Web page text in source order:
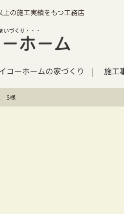
の施工実績をもつ工務店
コーホームの家づくり 施工
S様